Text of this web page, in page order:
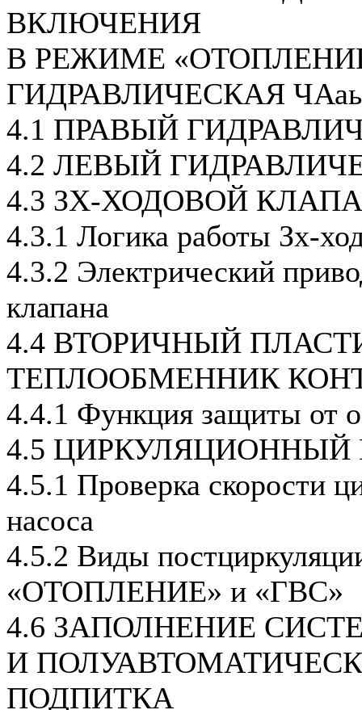
ВКЛЮЧЕНИЯ
В РЕЖИМЕ
ГИДРАВЛИЧЕСКАЯ ЧАаь
4.1 ПРАВЫЙ
4.2 ЛЕВЫЙ
4.3 ЗХ-ХОДОВОЙ
4.3.1 Логика работы Зх-
4.3.2 Электрический
клапана
4.4 ВТОРИЧНЫЙ
ТЕПЛООБМЕННИК
4.4.1 Функция защиты от
4.5 ЦИРКУЛЯЦИОННЫЙ
4.5.1 Проверка скорости
насоса
4.5.2 Виды
«ОТОПЛЕНИЕ» и «ГВС»
4.6 ЗАПОЛНЕНИЕ
И
ПОДПИТКА